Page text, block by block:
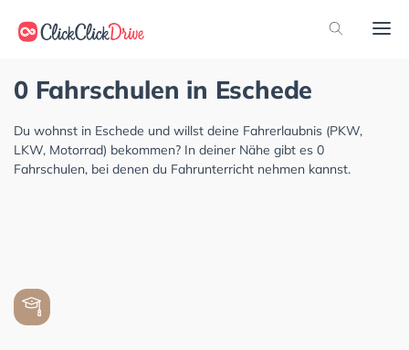
0 Fahrschulen in Eschede
Du wohnst in Eschede und willst deine Fahrerlaubnis (PKW,
LKW, Motorrad) bekommen? In deiner Nähe gibt es 0
Fahrschulen, bei denen du Fahrunterricht nehmen kannst.